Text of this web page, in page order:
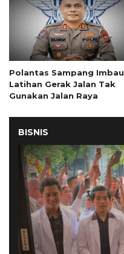
Polantas Sampang Imbau
Latihan Gerak Jalan Tak
Gunakan Jalan Raya
BISNIS